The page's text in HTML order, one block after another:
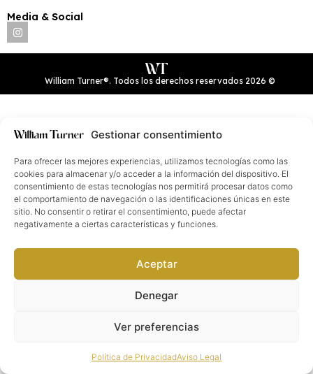
Gestionar consentimiento
Para ofrecer las mejores experiencias, utilizamos tecnologías como las
cookies para almacenar y/o acceder a la información del dispositivo. El
consentimiento de estas tecnologías nos permitirá procesar datos como
el comportamiento de navegación o las identificaciones únicas en este
sitio. No consentir o retirar el consentimiento, puede afectar
negativamente a ciertas características y funciones.
Aceptar
Denegar
Ver preferencias
Política de PrivacidadAviso Legal
Media & Social
William Turner®. Todos los derechos reservados 2026 ©